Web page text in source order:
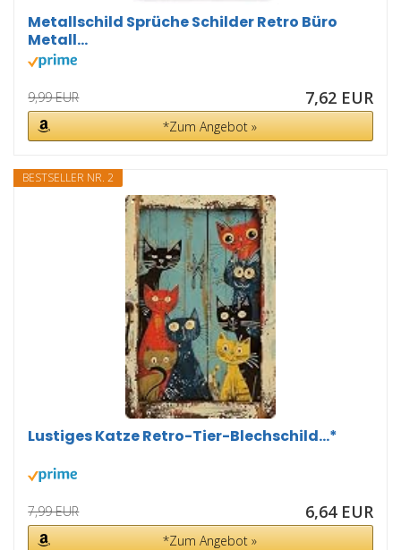
Metallschild Sprüche Schilder Retro Büro
Metall...
9,99 EUR 7,62 EUR
*Zum Angebot »
BESTSELLER NR. 2
Lustiges Katze Retro-Tier-Blechschild...*
7,99 EUR 6,64 EUR
*Zum Angebot »